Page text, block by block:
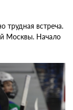
трудная встреча.
Москвы. Начало